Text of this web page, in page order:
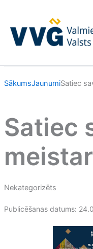
SākumsJaunumiSatiec
Satiec
Nekategorizēts
Publicēšanas datums: